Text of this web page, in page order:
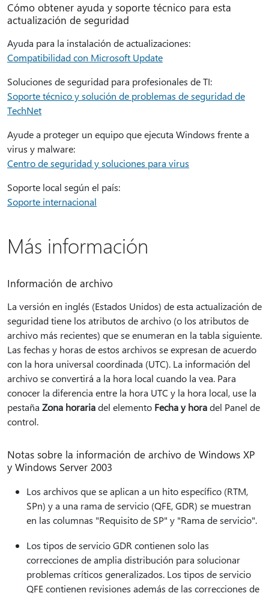
Cómo obtener ayuda y soporte técnico para esta
actualización de seguridad
Ayuda para la instalación de actualizaciones:
Compatibilidad con Microsoft Update
Soluciones de seguridad para profesionales de TI:
Soporte técnico y solución de problemas de seguridad de
TechNet
Ayude a proteger un equipo que ejecuta Windows frente a
virus y malware:
Centro de seguridad y soluciones para virus
Soporte local según el país:
Soporte internacional
Más información
Información de archivo
La versión en inglés (Estados Unidos) de esta actualización de
seguridad tiene los atributos de archivo (o los atributos de
archivo más recientes) que se enumeran en la tabla siguiente.
Las fechas y horas de estos archivos se expresan de acuerdo
con la hora universal coordinada (UTC). La información del
archivo se convertirá a la hora local cuando la vea. Para
conocer la diferencia entre la hora UTC y la hora local, use la
pestaña Zona horariadel elemento Fecha y horadel Panel de
control.
Notas sobre la información de archivo de Windows XP
y Windows Server 2003
Los archivos que se aplican a un hito específico (RTM,
SPn) y a una rama de servicio (QFE, GDR) se muestran
en las columnas "Requisito de SP" y "Rama de servicio".
Los tipos de servicio GDR contienen solo las
correcciones de amplia distribución para solucionar
problemas críticos generalizados. Los tipos de servicio
QFE contienen revisiones además de las correcciones de